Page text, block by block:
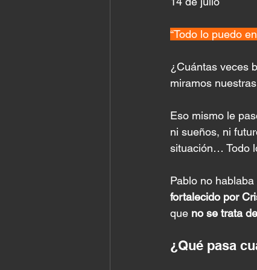
“Todo lo puedo
¿Cuántas veces
miramos
Eso mismo le
ni sueños, ni
situación… Todo
Pablo no
fortalecido por
que no se trata
¿Qué pasa